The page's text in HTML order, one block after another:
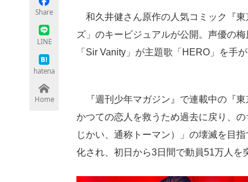
Share
LINE
hatena
Home
和久井健さん原作の人気コミック『
ズ」のキービジュアルが公開。声優の
「Sir Vanity」が主題歌「HERO」を手
『週刊少年マガジン』で連載中の『
かつての恋人を救うため過去に戻り、
じかい、通称トーマン）」の壊滅を目
化され、初日から3日間で動員51万人を